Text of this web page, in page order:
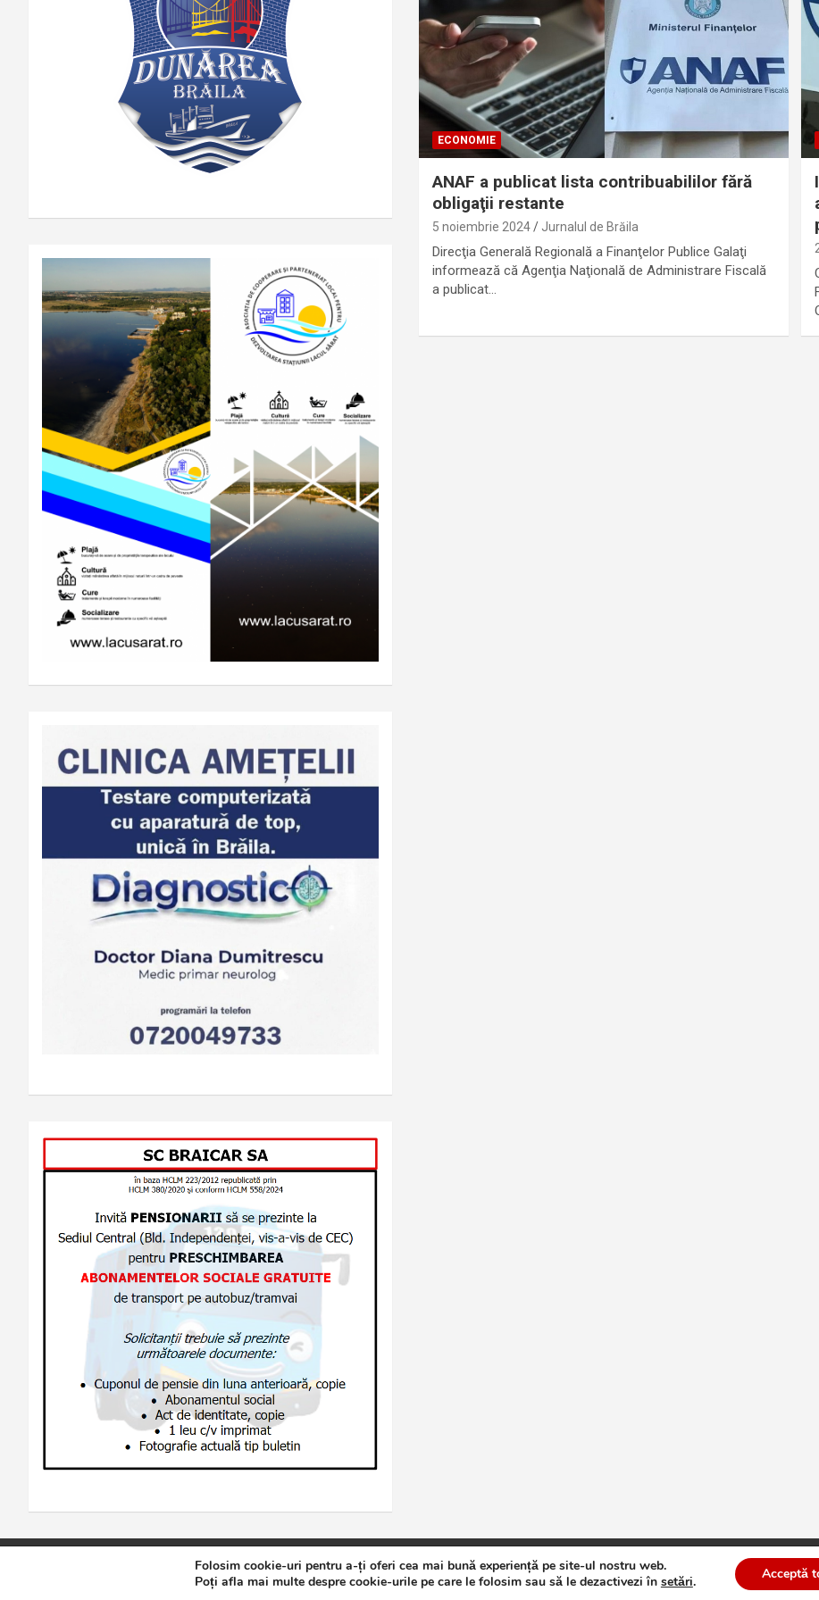
ECONOMIE
ANAF a publicat lista contribuabililor fără
obligaţii restante
5 noiembrie 2024 Jurnalul de Brăila
Direcţia Generală Regională a Finanţelor Publice Galaţi
informează că Agenţia Naţională de Administrare Fiscală
a publicat…
Jurnalul de Brăila Politică de confidențialitate Theme by:Theme Horse Proudly Powered by: WordPress
Folosim cookie-uri pentru a-ți oferi cea mai bună experiență pe site-ul nostru web.
Poți afla mai multe despre cookie-urile pe care le folosim sau să le dezactivezi în setări. Acceptă